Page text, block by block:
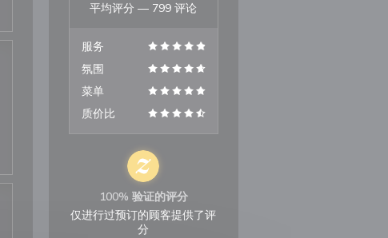
平均评分 — 799 评论
服务
氛围
菜单
质价比
100% 验证的评分
仅进行过预订的顾客提供了评
分